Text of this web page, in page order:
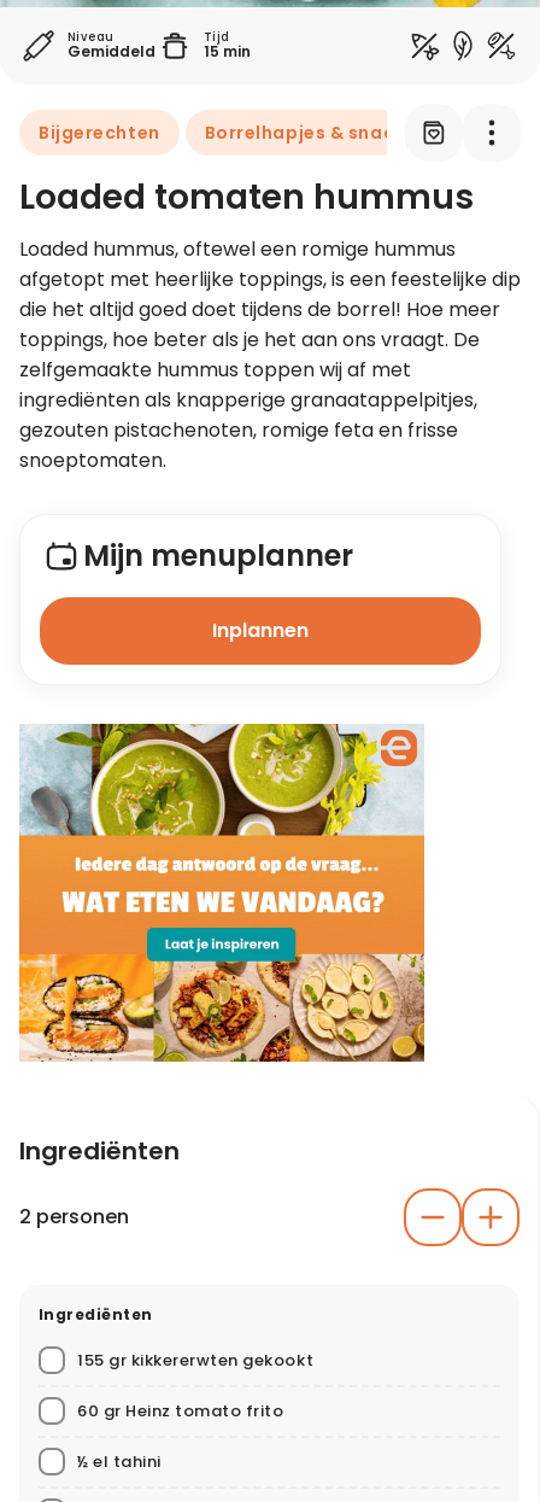
Leer koken als een chef
Kooktips & blogs
Niveau
Gemiddeld
Tijd
15 min
Bijgerechten Borrelhapjes & snacks
Loaded tomaten hummus
Loaded hummus, oftewel een romige hummus
afgetopt met heerlijke toppings, is een feestelijke dip
die het altijd goed doet tijdens de borrel! Hoe meer
toppings, hoe beter als je het aan ons vraagt. De
zelfgemaakte hummus toppen wij af met
ingrediënten als knapperige granaatappelpitjes,
gezouten pistachenoten, romige feta en frisse
snoeptomaten.
Mijn menuplanner
Inplannen
Ingrediënten
2 personen
Ingrediënten
155 gr kikkererwten gekookt
60 gr Heinz tomato frito
½ el tahini